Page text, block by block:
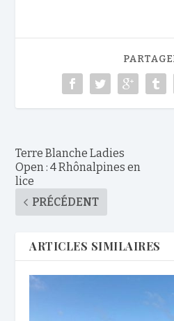
Terre Blanche Ladies
Open : 4 Rhônalpines en
lice
PRÉCÉDENT
ARTICLES SIMILAIRES